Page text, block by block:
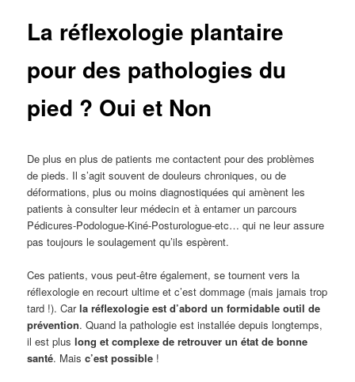
La réflexologie plantaire
pour des pathologies du
pied ? Oui et Non
De plus en plus de patients me contactent pour des problèmes
de pieds. Il s’agit souvent de douleurs chroniques, ou de
déformations, plus ou moins diagnostiquées qui amènent les
patients à consulter leur médecin et à entamer un parcours
Pédicures-Podologue-Kiné-Posturologue-etc… qui ne leur assure
pas toujours le soulagement qu’ils espèrent.
Ces patients, vous peut-être également, se tournent vers la
réflexologie en recourt ultime et c’est dommage (mais jamais trop
tard !). Carla réflexologie est d’abord un formidable outil de
prévention. Quand la pathologie est installée depuis longtemps,
il est pluslong et complexe de retrouver un état de bonne
santé. Maisc’est possible !